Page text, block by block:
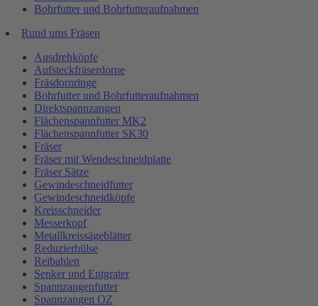
Bohrfutter und Bohrfutteraufnahmen
Rund ums Fräsen
Ausdrehköpfe
Aufsteckfräserdorne
Fräsdornringe
Bohrfutter und Bohrfutteraufnahmen
Direktspannzangen
Flächenspannfutter MK2
Flächenspannfutter SK30
Fräser
Fräser mit Wendeschneidplatte
Fräser Sätze
Gewindeschneidfutter
Gewindeschneidköpfe
Kreisschneider
Messerkopf
Metallkreissägeblätter
Reduzierhülse
Reibahlen
Senker und Entgrater
Spannzangenfutter
Spannzangen OZ